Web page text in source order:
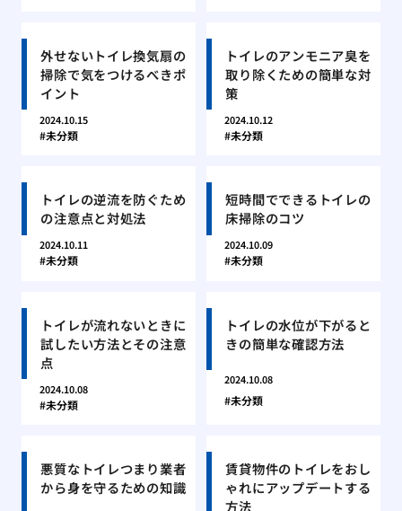
外せないトイレ換気扇の
掃除で気をつけるべきポ
イント
2024.10.15
未分類
トイレのアンモニア臭を
取り除くための簡単な対
策
2024.10.12
未分類
トイレの逆流を防ぐため
の注意点と対処法
2024.10.11
未分類
短時間でできるトイレの
床掃除のコツ
2024.10.09
未分類
トイレが流れないときに
試したい方法とその注意
点
2024.10.08
未分類
トイレの水位が下がると
きの簡単な確認方法
2024.10.08
未分類
悪質なトイレつまり業者
から身を守るための知識
賃貸物件のトイレをおし
ゃれにアップデートする
方法